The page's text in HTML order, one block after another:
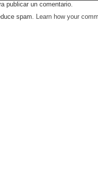
publicar un comentario.
spam. Learn how your